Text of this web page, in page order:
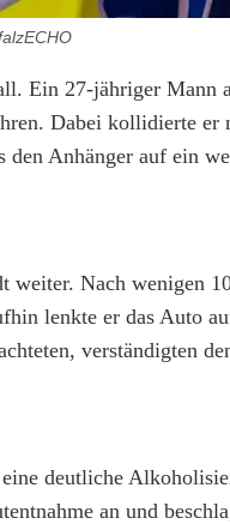
Ein 27-jähriger Mann
Dabei kollidierte
Anhänger auf ein
weiter. Nach wenigen
lenkte er das Auto
verständigten
eine deutliche
an und